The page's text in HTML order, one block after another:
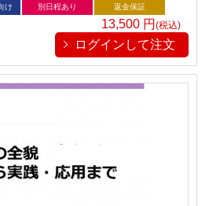
していない現状です。本セミナーで
的な規制内容、リスク回避のポイン
する企業が押さえるべき実務対応力
ためのノウハウを提供します。
け 別日程あり 返金保証
13,500 円(税込)
ログインして注文